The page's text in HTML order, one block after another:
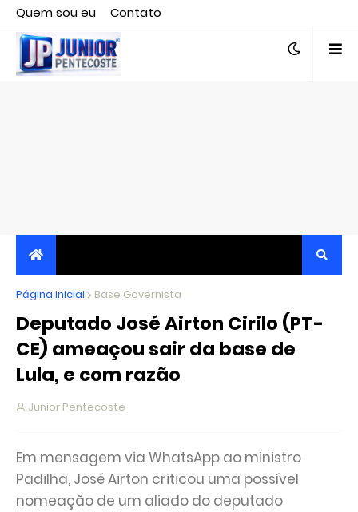
Quem sou eu
Contato
Editor responsável, jornalista Clovis Almeida.
JORNALISMO INDEPENDENTE, TRANSPARENTE E
CRÍTICO
Página inicial Base Governista
Deputado José Airton Cirilo (PT-
CE) ameaçou sair da base de
Lula, e com razão
Junior Pentecoste
Em mensagem via WhatsApp ao ministro
Padilha, José Airton criticou uma possível
nomeação de um aliado do deputado